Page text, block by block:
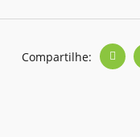
Compartilhe: